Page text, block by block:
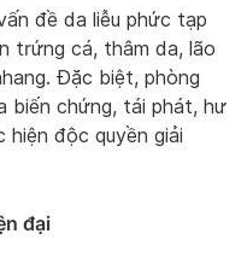
đề da liễu phức tạp
trứng cá, thâm da, lão
Đặc biệt, phòng
biến chứng, tái phát, hư
hiện độc quyền giải
đại